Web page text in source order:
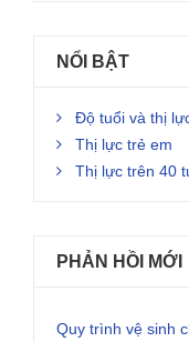
NỔI BẬT
Độ tuổi và thị
Thị lực trẻ em
Thị lực trên 40
PHẢN HỒI MỚI
Quy trình vệ sinh